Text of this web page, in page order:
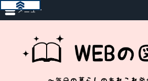
メニュー